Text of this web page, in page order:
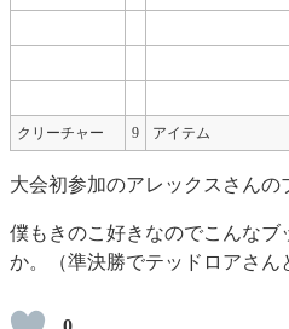
クリーチャー 9 アイテム
大会初参加のアレックスさんの
僕もきのこ好きなのでこんなブ
か。（準決勝でテッドロアさん